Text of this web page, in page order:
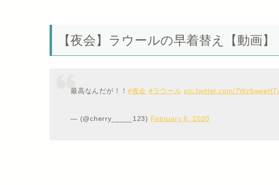
【夜会】ラウールの早着替え【動画】
最高なんだが！！ #夜会 #ラウール pic.twitter.com/7Wz6qweH7i
— (@cherry_____123) February 6, 2020